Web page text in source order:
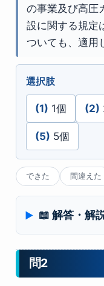
の事業及び高圧
設に関する規定
ついても、適用
選択肢
(1) 1個 (2)
(5) 5個
できた 間違えた
📖 解答・解
問2